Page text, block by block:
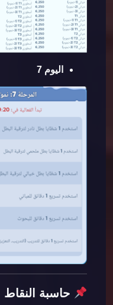
اليوم 7
حاسبة النقاط